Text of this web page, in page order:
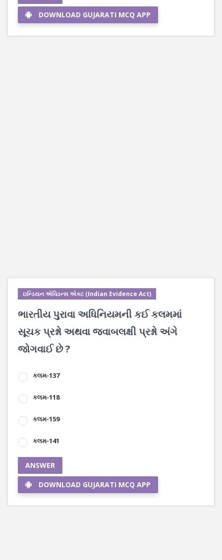
DOWNLOAD GUJARATI MCQ APP
ઇન્ડિયન એવિડન્સ એક્ટ (Indian Evidence Act)
ભારતીય પુરાવા અધિનિયમની કઈ કલમમાં
સૂચક પ્રશ્નો અથવા જવાબલક્ષી પ્રશ્નો અંગે
જોગવાઈ છે ?
કલમ-137
કલમ-118
કલમ-159
કલમ-141
ANSWER
DOWNLOAD GUJARATI MCQ APP